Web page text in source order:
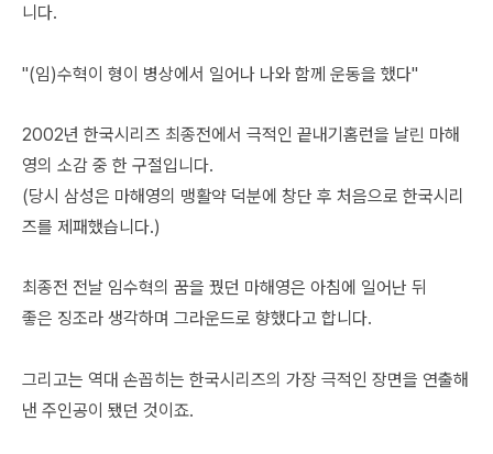
니다.
"(임)수혁이 형이 병상에서 일어나 나와 함께 운동을 했다"
2002년 한국시리즈 최종전에서 극적인 끝내기홈런을 날린 마해
영의 소감 중 한 구절입니다.
(당시 삼성은 마해영의 맹활약 덕분에 창단 후 처음으로 한국시리
즈를 제패했습니다.)
최종전 전날 임수혁의 꿈을 꿨던 마해영은 아침에 일어난 뒤
좋은 징조라 생각하며 그라운드로 향했다고 합니다.
그리고는 역대 손꼽히는 한국시리즈의 가장 극적인 장면을 연출해
낸 주인공이 됐던 것이죠.